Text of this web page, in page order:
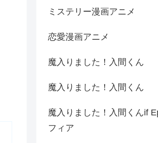
ミステリー漫画アニメ
恋愛漫画アニメ
魔入りました！入間くん
魔入りました！入間くん
魔入りました！入間くんif
フィア